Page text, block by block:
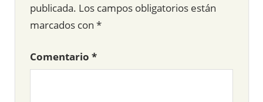
publicada. Los campos obligatorios están
marcados con *
Comentario *